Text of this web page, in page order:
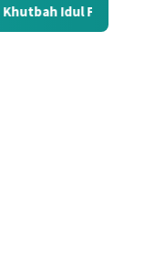
Menyentuh Hati: